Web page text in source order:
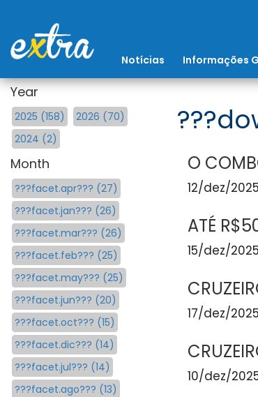
Notícias Informações
Year
2025 (158)
2026 (70)
2024 (2)
Month
???facet.apr??? (27)
???facet.jan??? (26)
???facet.mar??? (26)
???facet.feb??? (25)
???facet.may??? (25)
???facet.jun??? (20)
???facet.oct??? (15)
???facet.dic??? (14)
???facet.jul??? (14)
???facet.ago??? (13)
O
12/dez/
ATÉ
15/dez/
17/dez/
10/dez/2025